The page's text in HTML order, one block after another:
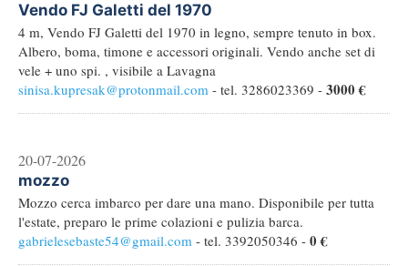
Vendo FJ Galetti del 1970
4 m, Vendo FJ Galetti del 1970 in legno, sempre tenuto in box.
Albero, boma, timone e accessori originali. Vendo anche set di
vele + uno spi. , visibile a Lavagna
sinisa.kupresak@protonmail.com - tel. 3286023369 - 3000 €
20-07-2026
mozzo
Mozzo cerca imbarco per dare una mano. Disponibile per tutta
l'estate, preparo le prime colazioni e pulizia barca.
gabrielesebaste54@gmail.com - tel. 3392050346 - 0 €